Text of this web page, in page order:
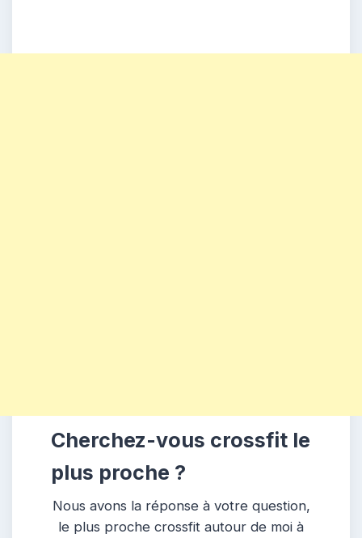
Cherchez-vous crossfit le
plus proche ?
Nous avons la réponse à votre question,
le plus proche crossfit autour de moi à